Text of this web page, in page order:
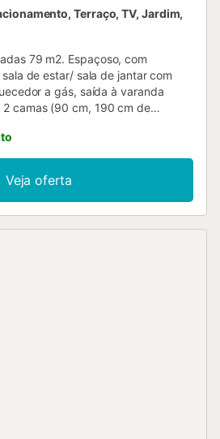
Terraço, TV, Jardim,
79 m2. Espaçoso, com
de estar/ sala de jantar com
a gás, saída à varanda
camas (90 cm, 190 cm de
cm, 190 cm de comprimento),
com 4 bicos, forno, torradeira,
máquina de café eléctrica), saída
WC. Móveis de terraço,
espreguiçadeira. O alojamento
Veja oferta